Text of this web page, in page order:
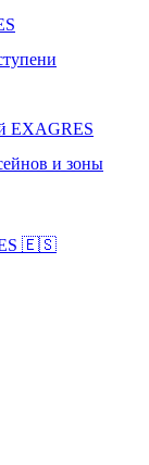
EXAGRES
и зоны
🇪🇸